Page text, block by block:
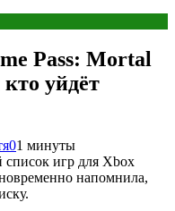
Pass: Mortal
уйдёт
01 минуты
список игр для Xbox
напомнила,